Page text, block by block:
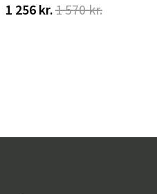
1 256 kr.1 570 kr.